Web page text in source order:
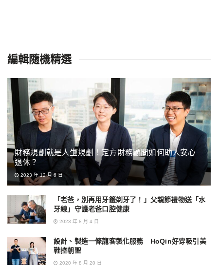
編輯隨機精選
財務規劃就是人生規劃！定方財務顧問如何助人安心
退休？
2023 年 12 月 6 日
「老爸，別再用牙籤剃牙了！」父親節禮物送「水
牙線」守護老爸口腔健康
2023 年 8 月 4 日
設計、製造一條龍客製化服務 HoQin好穿吸引美
鞋控朝聖
2020 年 8 月 20 日